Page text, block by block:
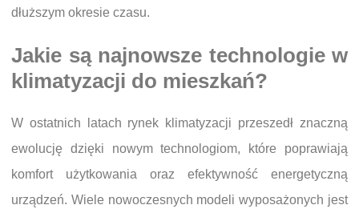
dłuższym okresie czasu.
Jakie są najnowsze technologie w
klimatyzacji do mieszkań?
W ostatnich latach rynek klimatyzacji przeszedł znaczną
ewolucję dzięki nowym technologiom, które poprawiają
komfort użytkowania oraz efektywność energetyczną
urządzeń. Wiele nowoczesnych modeli wyposażonych jest